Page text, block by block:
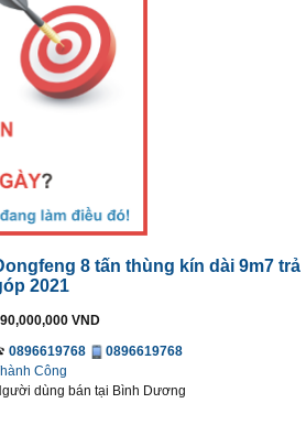
8 tấn thùng kín dài 9m7 trả
2021
VND
0896619768
0896619768
Công
dùng bán tại Bình Dương